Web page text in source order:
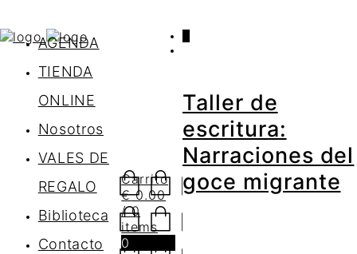
AGENDA
TIENDA
ONLINE
Nosotros
VALES DE
REGALO
Biblioteca
Contacto
Carrito
€0.00
/ 0
items
0
Taller de
escritura:
Narraciones del
goce migrante